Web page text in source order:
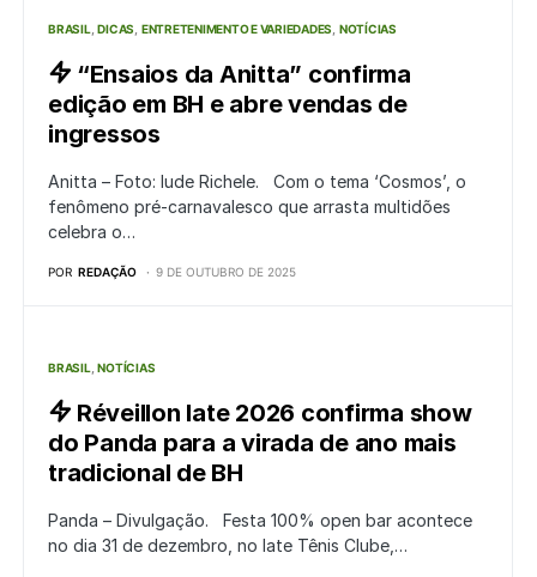
BRASIL DICAS ENTRETENIMENTO E VARIEDADES NOTÍCIAS
“Ensaios da Anitta” confirma
edição em BH e abre vendas de
ingressos
Anitta – Foto: Iude Richele. Com o tema ‘Cosmos’, o
fenômeno pré-carnavalesco que arrasta multidões
celebra o…
POR REDAÇÃO 9 DE OUTUBRO DE 2025
BRASIL NOTÍCIAS
Réveillon Iate 2026 confirma show
do Panda para a virada de ano mais
tradicional de BH
Panda – Divulgação. Festa 100% open bar acontece
no dia 31 de dezembro, no Iate Tênis Clube,…